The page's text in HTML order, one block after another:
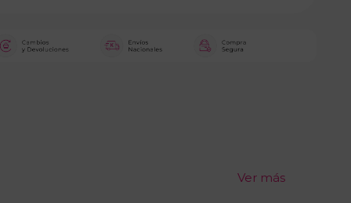
Ver más